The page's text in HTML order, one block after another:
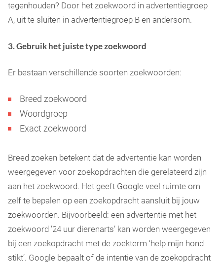
tegenhouden? Door het zoekwoord in advertentiegroep
A, uit te sluiten in advertentiegroep B en andersom.
3. Gebruik het juiste type zoekwoord
Er bestaan verschillende soorten zoekwoorden:
Breed zoekwoord
Woordgroep
Exact zoekwoord
Breed zoeken betekent dat de advertentie kan worden
weergegeven voor zoekopdrachten die gerelateerd zijn
aan het zoekwoord. Het geeft Google veel ruimte om
zelf te bepalen op een zoekopdracht aansluit bij jouw
zoekwoorden. Bijvoorbeeld: een advertentie met het
zoekwoord ’24 uur dierenarts’ kan worden weergegeven
bij een zoekopdracht met de zoekterm ‘help mijn hond
stikt’. Google bepaalt of de intentie van de zoekopdracht